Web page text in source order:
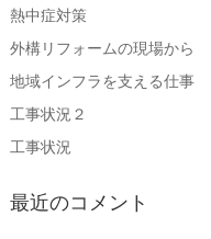
熱中症対策
外構リフォームの現場から
地域インフラを支える仕事
工事状況２
工事状況
最近のコメント